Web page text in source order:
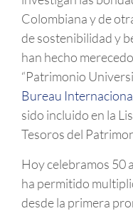
Colombiana y de
de sostenibilidad y
han hecho
“Patrimonio
Bureau
sido incluido en la
Tesoros del
Hoy celebramos 50
ha permitido
desde la primera